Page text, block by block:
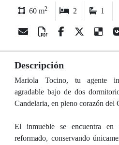
60 m2 2 1
Descripción
Mariola Tocino, tu agente
agradable bajo de dos
Candelaria, en pleno corazón del
El inmueble se encuentra en
reformado, conservando